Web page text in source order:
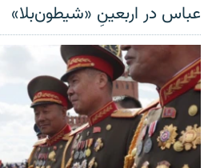
عباس در اربعینِ «شیطون‌بلا»